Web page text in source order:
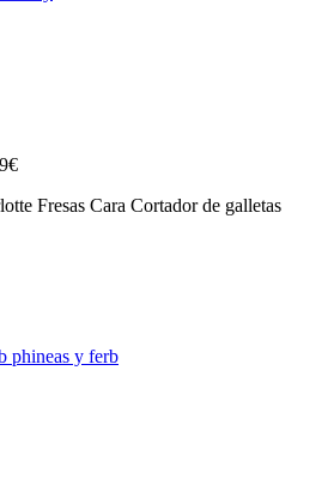
€
Fresas Cara Cortador de galletas